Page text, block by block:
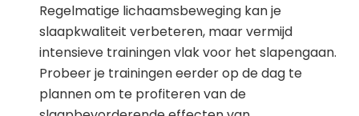
Regelmatige lichaamsbeweging kan je
slaapkwaliteit verbeteren, maar vermijd
intensieve trainingen vlak voor het slapengaan.
Probeer je trainingen eerder op de dag te
plannen om te profiteren van de